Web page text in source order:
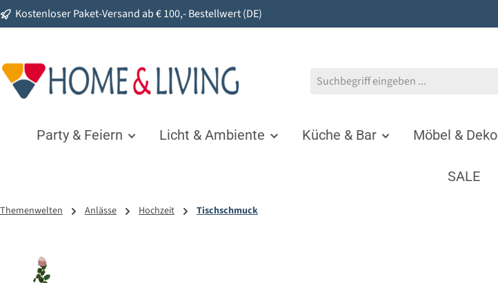
Zur Hauptnavigation springen
Kostenloser Paket-Versand ab € 100,- Bestellwert (DE)
Party & Feiern Licht & Ambiente Küche & Bar Möbel & Deko
SALE
Themenwelten Anlässe Hochzeit Tischschmuck
Bildergalerie überspringen